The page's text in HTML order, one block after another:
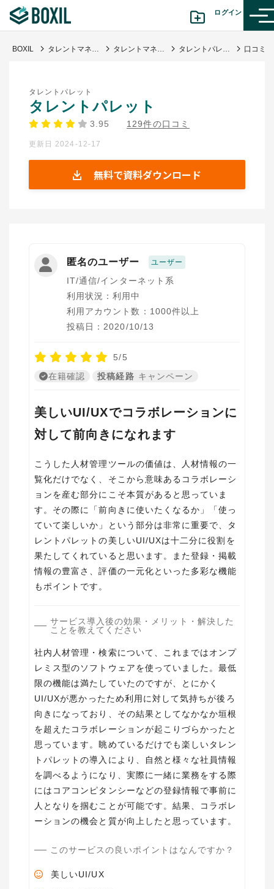
ログイン
診断から探す(β版)
BOXILの使い方ガイド 情報掲載をご希望の方へ
BOXIL タレントマネジメントシステム比較25選 11月人気ランキングとおすすめ選び方 タレントマネジメントシステム タレントパレット
タレントパレット
タレントパレット
3.95 129件の口コミ
更新日 2024-12-17
無料で資料ダウンロード
匿名のユーザー ユーザー
IT/通信/インターネット系
利用状況：利用中
利用アカウント数：1000件以上
投稿日：2020/10/13
5/5
在籍確認
投稿経路 キャンペーン
美しいUI/UXでコラボレーションに
対して前向きになれます
こうした人材管理ツールの価値は、人材情報の一
覧化だけでなく、そこから意味あるコラボレーシ
ョンを産む部分にこそ本質があると思っていま
す。その際に「前向きに使いたくなるか」「使っ
ていて楽しいか」という部分は非常に重要で、タ
レントパレットの美しいUI/UXは十二分に役割を
果たしてくれていると思います。また登録・掲載
情報の豊富さ、評価の一元化といった多彩な機能
もポイントです。
サービス導入後の効果・メリット・解決した
ことを教えてください
社内人材管理・検索について、これまではオンプ
レミス型のソフトウェアを使っていました。最低
限の機能は満たしていたのですが、とにかく
UI/UXが悪かったため利用に対して気持ちが後ろ
向きになっており、その結果としてなかなか垣根
を超えたコラボレーションが起こりづらかったと
思っています。眺めているだけでも楽しいタレン
トパレットの導入により、自然と様々な社員情報
を調べるようになり、実際に一緒に業務をする際
にはコアコンピタンシーなどの登録情報で事前に
人となりを掴むことが可能です。結果、コラボレ
ーションの機会と質が向上したと思っています。
このサービスの良いポイントはなんですか？
美しいUI/UX